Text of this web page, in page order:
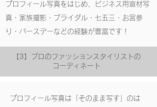
プロフィール写真をはじめ、ビジネス用宣材写
真・家族撮影・ブライダル・七五三・お宮参
り・バースデーなどの経験が豊富です！
【3】プロのファッションスタイリストの
コーディネート
プロフィール写真は「そのまま写す」のは